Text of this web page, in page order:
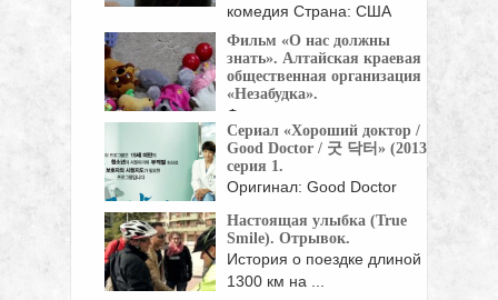
комедия Страна: США
Режиссёр: Петтер Несс Музыка: ...
Фильм «О нас должны
знать». Алтайская краевая
общественная организация
«Незабудка».
Фильм рассказывает о
деятельности Алтайской
краевой общественной ...
Сериал «Хороший доктор /
Good Doctor / 굿 닥터» (2013),
серия 1.
Оригинал: Good Doctor
Страна: Корея Южная Год:
...
Настоящая улыбка (True
Smile). Отрывок.
История о поездке длиной
1300 км на ...